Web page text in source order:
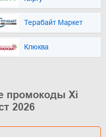
Терабайт Маркет
Клюква
промокоды Xi
2026